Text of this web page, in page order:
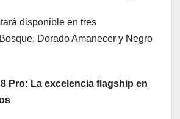
disponible en tres
Dorado Amanecer y Negro
Pro: La excelencia flagship en